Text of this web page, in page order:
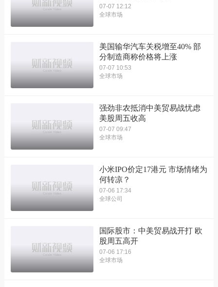
07-07 12:12
全球市场
美国输华汽车关税增至40% 部
分制造商称价格将上涨
07-07 10:53
全球市场
强劲非农抵消中美贸易战忧虑
美股周五收高
07-07 09:47
全球市场
小米IPO价定17港元 市场情绪为
何转凉？
07-06 17:34
全球公司
国际股市：中美贸易战开打 欧
股周五高开
07-06 17:16
全球市场